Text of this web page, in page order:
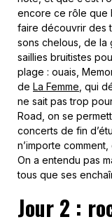
encore ce rôle que
faire découvrir des
sons chelous, de la
saillies bruitistes
plage : ouais,
de La Femme , qui
ne sait pas trop
Road, on se
concerts de fin
n’importe
On a entendu pas
tous que ses
Jour 2 :